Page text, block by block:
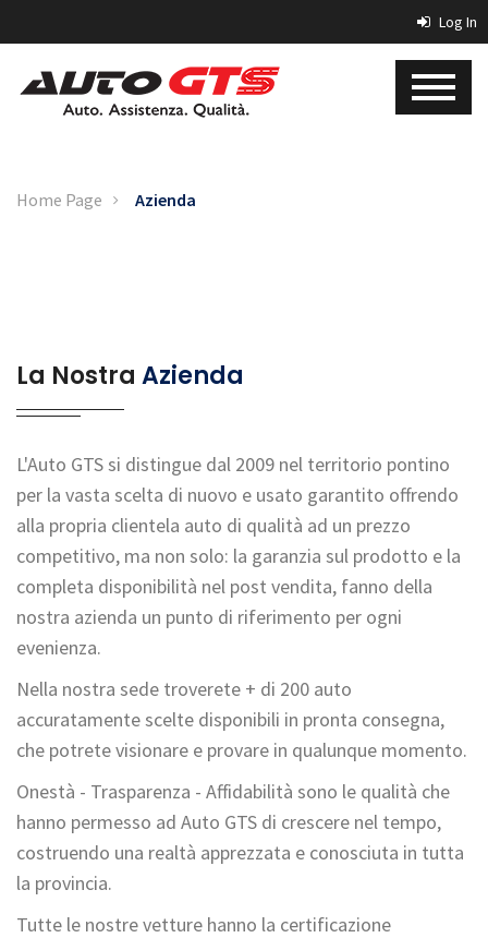
Log In
Home Page Azienda
La Nostra Azienda
L'Auto GTS si distingue dal 2009 nel territorio pontino
per la vasta scelta di nuovo e usato garantito offrendo
alla propria clientela auto di qualità ad un prezzo
competitivo, ma non solo: la garanzia sul prodotto e la
completa disponibilità nel post vendita, fanno della
nostra azienda un punto di riferimento per ogni
evenienza.
Nella nostra sede troverete + di 200 auto
accuratamente scelte disponibili in pronta consegna,
che potrete visionare e provare in qualunque momento.
Onestà - Trasparenza - Affidabilità sono le qualità che
hanno permesso ad Auto GTS di crescere nel tempo,
costruendo una realtà apprezzata e conosciuta in tutta
la provincia.
Tutte le nostre vetture hanno la certificazione